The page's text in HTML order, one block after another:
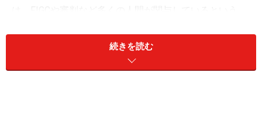
さらに、W杯審判に内定していたマッシモ・デサンティ
スと副審は、FIFAに参加の辞退を申し入れることにもな
続きを読む